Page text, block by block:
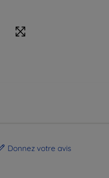
Donnez votre avis